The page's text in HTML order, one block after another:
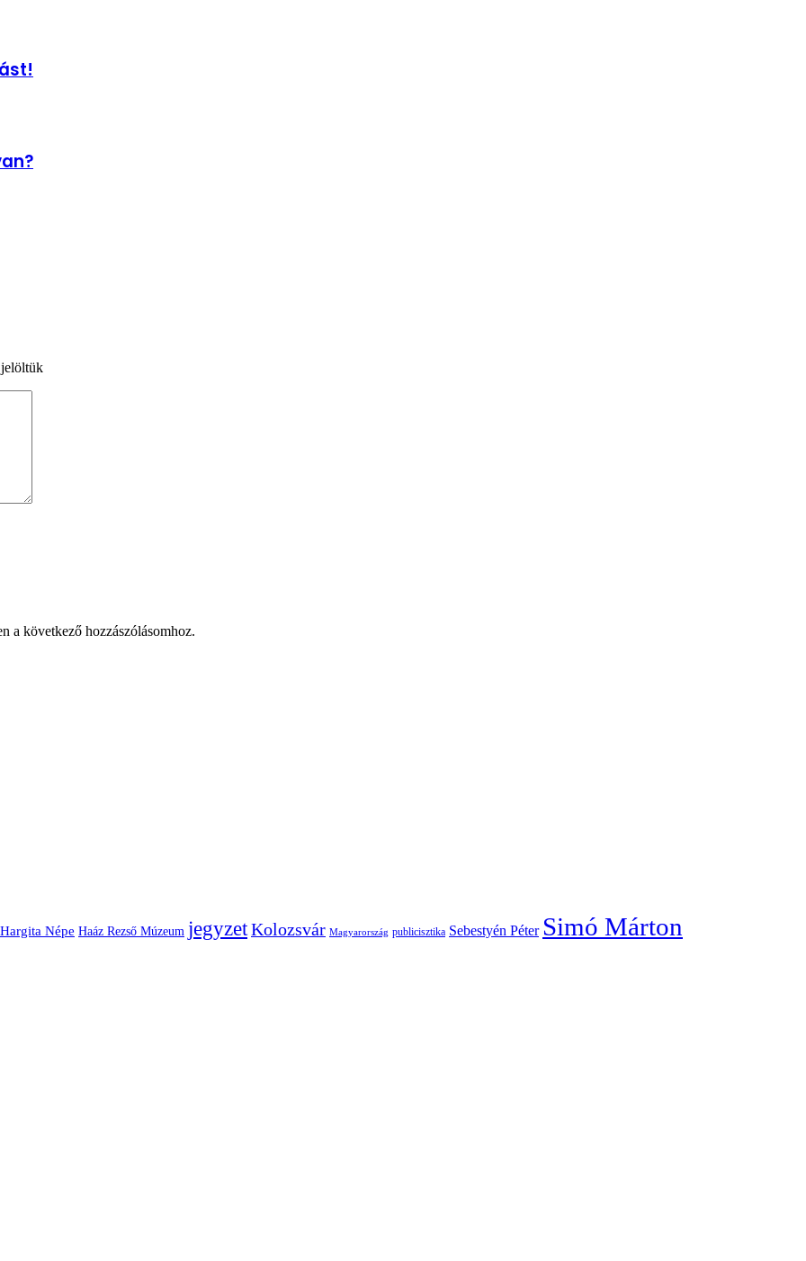
a következő hozzászólásomhoz.
Hargita Népe Haáz Rezső Múzeum jegyzetKolozsvár Magyarország publicisztika Sebestyén Péter Simó Márton